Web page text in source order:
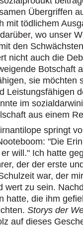
Übergriffen
mit tödlichem
wo unser
den
nicht auch die
Botschaft
sie möchten
Leistungsfähigen
im
aus einem
springt
"Die
will." Ich hatte
der der erste
war, der
wert zu sein.
hatte, die ihm
Storys der
auf dieses